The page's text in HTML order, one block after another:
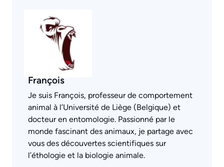
François
Je suis François, professeur de comportement
animal à l’Université de Liège (Belgique) et
docteur en entomologie. Passionné par le
monde fascinant des animaux, je partage avec
vous des découvertes scientifiques sur
l’éthologie et la biologie animale.